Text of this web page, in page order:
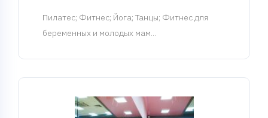
Пилатес; Фитнес; Йога; Танцы; Фитнес для
беременных и молодых мам...